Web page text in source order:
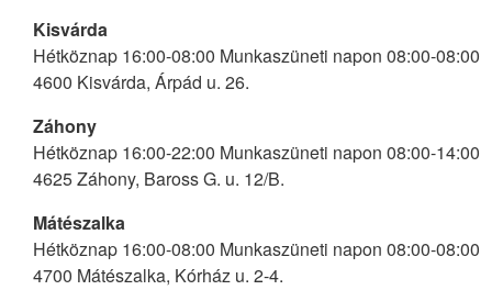
Kisvárda
Hétköznap 16:00-08:00 Munkaszüneti napon 08:00-08:00
4600 Kisvárda, Árpád u. 26.
Záhony
Hétköznap 16:00-22:00 Munkaszüneti napon 08:00-14:00
4625 Záhony, Baross G. u. 12/B.
Mátészalka
Hétköznap 16:00-08:00 Munkaszüneti napon 08:00-08:00
4700 Mátészalka, Kórház u. 2-4.